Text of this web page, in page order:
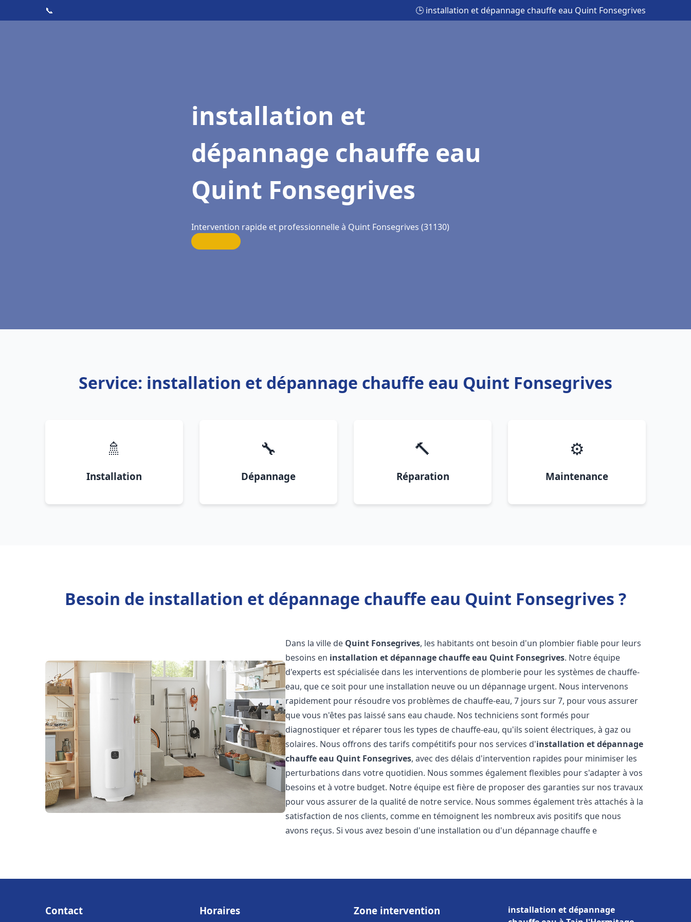
📞 🕒 installation et dépannage chauffe eau Quint Fonsegrives
installation et
dépannage chauffe eau
Quint Fonsegrives
Intervention rapide et professionnelle à Quint Fonsegrives (31130)
Service: installation et dépannage chauffe eau Quint Fonsegrives
🚿
Installation
🔧
Dépannage
🔨
Réparation
⚙️
Maintenance
Besoin de installation et dépannage chauffe eau Quint Fonsegrives ?
Dans la ville de Quint Fonsegrives, les habitants ont besoin d'un plombier fiable pour leurs
besoins en installation et dépannage chauffe eau Quint Fonsegrives. Notre équipe
d'experts est spécialisée dans les interventions de plomberie pour les systèmes de chauffe-
eau, que ce soit pour une installation neuve ou un dépannage urgent. Nous intervenons
rapidement pour résoudre vos problèmes de chauffe-eau, 7 jours sur 7, pour vous assurer
que vous n'êtes pas laissé sans eau chaude. Nos techniciens sont formés pour
diagnostiquer et réparer tous les types de chauffe-eau, qu'ils soient électriques, à gaz ou
solaires. Nous offrons des tarifs compétitifs pour nos services d'installation et dépannage
chauffe eau Quint Fonsegrives, avec des délais d'intervention rapides pour minimiser les
perturbations dans votre quotidien. Nous sommes également flexibles pour s'adapter à vos
besoins et à votre budget. Notre équipe est fière de proposer des garanties sur nos travaux
pour vous assurer de la qualité de notre service. Nous sommes également très attachés à la
satisfaction de nos clients, comme en témoignent les nombreux avis positifs que nous
avons reçus. Si vous avez besoin d'une installation ou d'un dépannage chauffe e
Contact Horaires Zone intervention
installation et dépannage